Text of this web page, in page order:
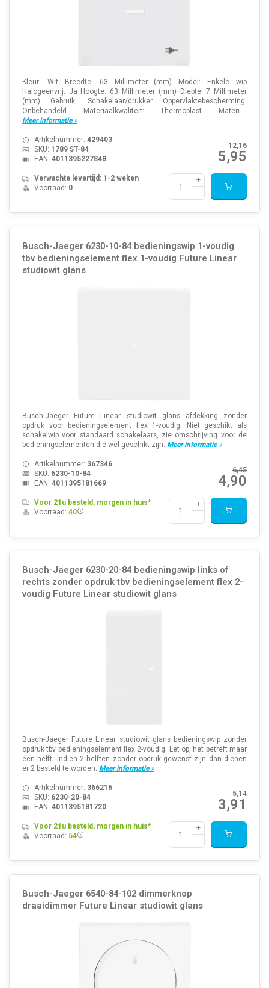
Kleur: Wit Breedte: 63 Millimeter (mm) Model: Enkele wip
Halogeenvrij: Ja Hoogte: 63 Millimeter (mm) Diepte: 7 Millimeter
(mm) Gebruik: Schakelaar/drukker Oppervlaktebescherming:
Onbehandeld Materiaalkwaliteit: Thermoplast Materi...
Meer informatie »
12,16
5,95
Artikelnummer: 429403
SKU: 1789 ST-84
EAN: 4011395227848
Verwachte levertijd: 1-2 weken
Voorraad: 0
Busch-Jaeger 6230-10-84 bedieningswip 1-voudig
tbv bedieningselement flex 1-voudig Future Linear
studiowit glans
Busch-Jaeger Future Linear studiowit glans afdekking zonder
opdruk voor bedieningselement flex 1-voudig. Niet geschikt als
schakelwip voor standaard schakelaars, zie omschrijving voor de
bedieningselementen die wel geschikt zijn. Meer informatie »
6,45
4,90
Artikelnummer: 367346
SKU: 6230-10-84
EAN: 4011395181669
Voor 21u besteld, morgen in huis*
Voorraad: 40
Busch-Jaeger 6230-20-84 bedieningswip links of
rechts zonder opdruk tbv bedieningselement flex 2-
voudig Future Linear studiowit glans
Busch-Jaeger Future Linear studiowit glans bedieningswip zonder
opdruk tbv bedieningselement flex 2-voudig. Let op, het betreft maar
één helft. Indien 2 helften zonder opdruk gewenst zijn dan dienen
er 2 besteld te worden. Meer informatie »
5,14
3,91
Artikelnummer: 366216
SKU: 6230-20-84
EAN: 4011395181720
Voor 21u besteld, morgen in huis*
Voorraad: 54
Busch-Jaeger 6540-84-102 dimmerknop
draaidimmer Future Linear studiowit glans